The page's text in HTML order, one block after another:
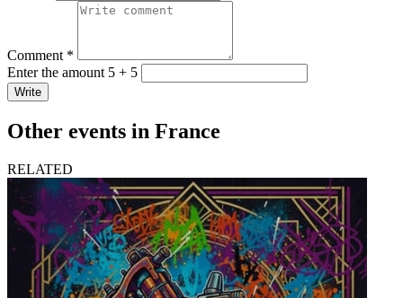
Comment *
Enter the amount 5 + 5
Write
Other events in France
RELATED